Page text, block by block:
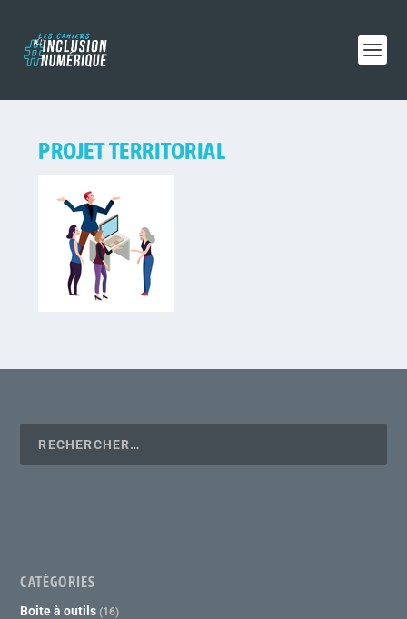
PROJET TERRITORIAL
CATÉGORIES
Boite à outils (16)